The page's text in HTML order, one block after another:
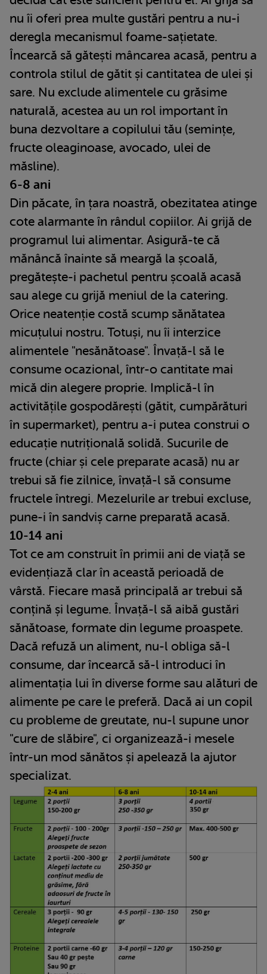
nu îi oferi prea multe gustări pentru a nu-i
deregla mecanismul foame-sațietate.
Încearcă să gătești mâncarea acasă, pentru a
controla stilul de gătit și cantitatea de ulei și
sare. Nu exclude alimentele cu grăsime
naturală, acestea au un rol important în
buna dezvoltare a copilului tău (semințe,
fructe oleaginoase, avocado, ulei de
măsline).
6-8 ani
Din păcate, în țara noastră, obezitatea atinge
cote alarmante în rândul copiilor. Ai grijă de
programul lui alimentar. Asigură-te că
mănâncă înainte să meargă la școală,
pregătește-i pachetul pentru școală acasă
sau alege cu grijă meniul de la catering.
Orice neatenție costă scump sănătatea
micuțului nostru. Totuși, nu îi interzice
alimentele "nesănătoase". Învață-l să le
consume ocazional, într-o cantitate mai
mică din alegere proprie. Implică-l în
activitățile gospodărești (gătit, cumpărături
în supermarket), pentru a-i putea construi o
educație nutrițională solidă. Sucurile de
fructe (chiar și cele preparate acasă) nu ar
trebui să fie zilnice, învață-l să consume
fructele întregi. Mezelurile ar trebui excluse,
pune-i în sandviș carne preparată acasă.
10-14 ani
Tot ce am construit în primii ani de viață se
evidențiază clar în această perioadă de
vârstă. Fiecare masă principală ar trebui să
conțină și legume. Învață-l să aibă gustări
sănătoase, formate din legume proaspete.
Dacă refuză un aliment, nu-l obliga să-l
consume, dar încearcă să-l introduci în
alimentația lui în diverse forme sau alături de
alimente pe care le preferă. Dacă ai un copil
cu probleme de greutate, nu-l supune unor
"cure de slăbire", ci organizează-i mesele
într-un mod sănătos și apelează la ajutor
specializat.